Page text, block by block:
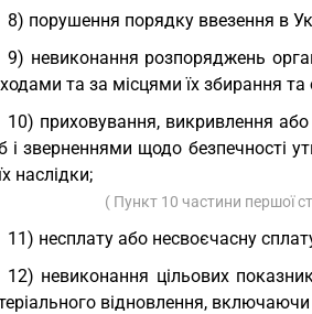
8) порушення порядку ввезення в
9) невиконання розпоряджень
та за місцями їх збирання
10) приховування, викривлення
і зверненнями щодо безпечності
наслідки;
( Пункт 10 частини першої
11) несплату або несвоєчасну
12) невиконання цільових
відновлення,